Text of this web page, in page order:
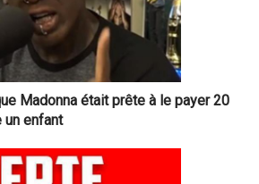
Madonna était prête à le payer 20
enfant